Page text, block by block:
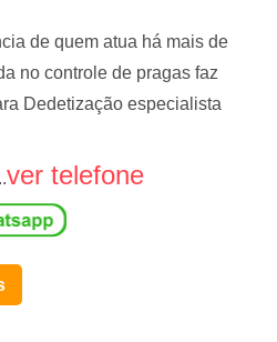
de quem atua há mais de
no controle de pragas faz
Dedetização especialista
ver telefone